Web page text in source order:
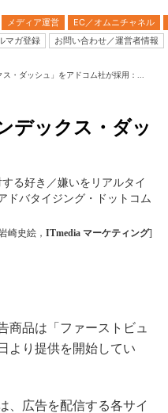
メディア運営 EC／オムニチャネル
マガ登録 お問い合わせ／運営者情報
・ダッシュ」をアドコム社が採用：...
デックス・ダッ
る好き／嫌いをリアルタイ
ドバタイジング・ドットコム
崎史絵， ITmedia マーケティング]
品は「ファーストビュ
より提供を開始してい
、広告を配信する各サイ